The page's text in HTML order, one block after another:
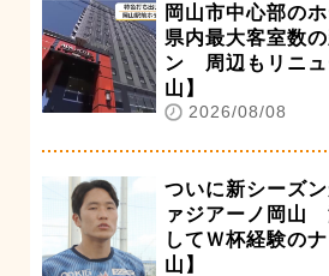
岡山市中心部の
県内最大客室数
ン 周辺もリニュ
山】
2026/08/08
ついに新シーズ
ァジアーノ岡山
してＷ杯経験の
山】